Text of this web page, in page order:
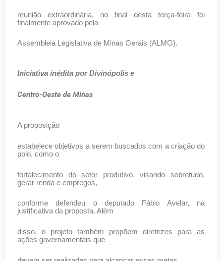
reunião extraordinária, no final desta terça-feira foi
finalmente aprovado pela
Assembleia Legislativa de Minas Gerais (ALMG).
Iniciativa inédita por Divinópolis e
Centro-Oeste de Minas
A proposição
estabelece objetivos a serem buscados com a criação do
polo, como o
fortalecimento do setor produtivo, visando sobretudo,
gerar renda e empregos,
conforme defendeu o deputado Fábio Avelar, na
justificativa da proposta. Além
disso, o projeto também propõem diretrizes para as
ações governamentais que